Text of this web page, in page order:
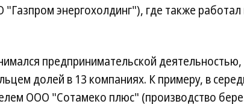
энергохолдинг"), где также работал
предпринимательской деятельностью,
долей в 13 компаниях. К примеру, в
ООО "Сотамеко плюс" (производство